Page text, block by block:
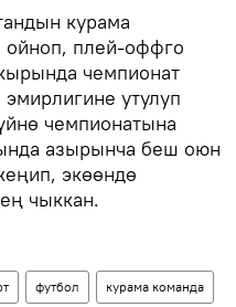
курама
ойноп, плей-оффго
чемпионат
утулуп
чемпионатына
азырынча беш оюн
экөөндө
чыккан.
футбол курама команда